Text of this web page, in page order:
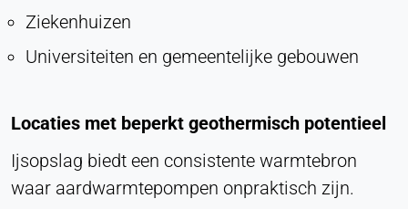
Ziekenhuizen
Universiteiten en gemeentelijke gebouwen
Locaties met beperkt geothermisch potentieel
Ijsopslag biedt een consistente warmtebron
waar aardwarmtepompen onpraktisch zijn.